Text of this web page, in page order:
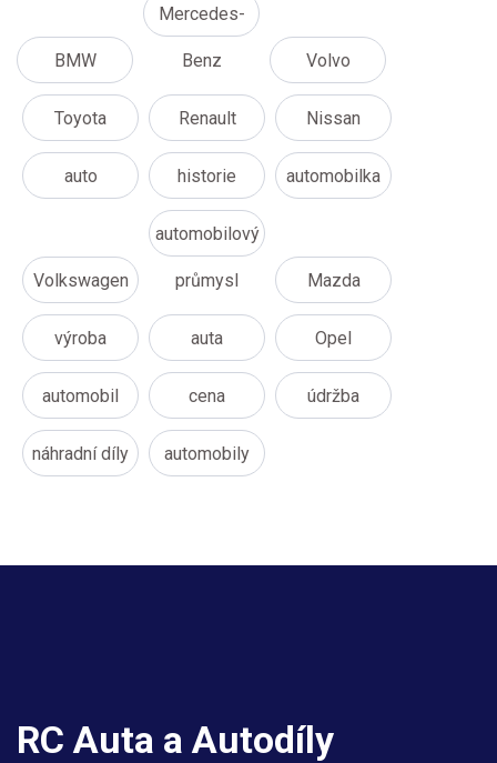
BMW
Mercedes-
Benz Volvo
Toyota Renault Nissan
auto historie automobilka
Volkswagen
automobilový
průmysl Mazda
výroba auta Opel
automobil cena údržba
náhradní díly automobily
RC Auta a Autodíly